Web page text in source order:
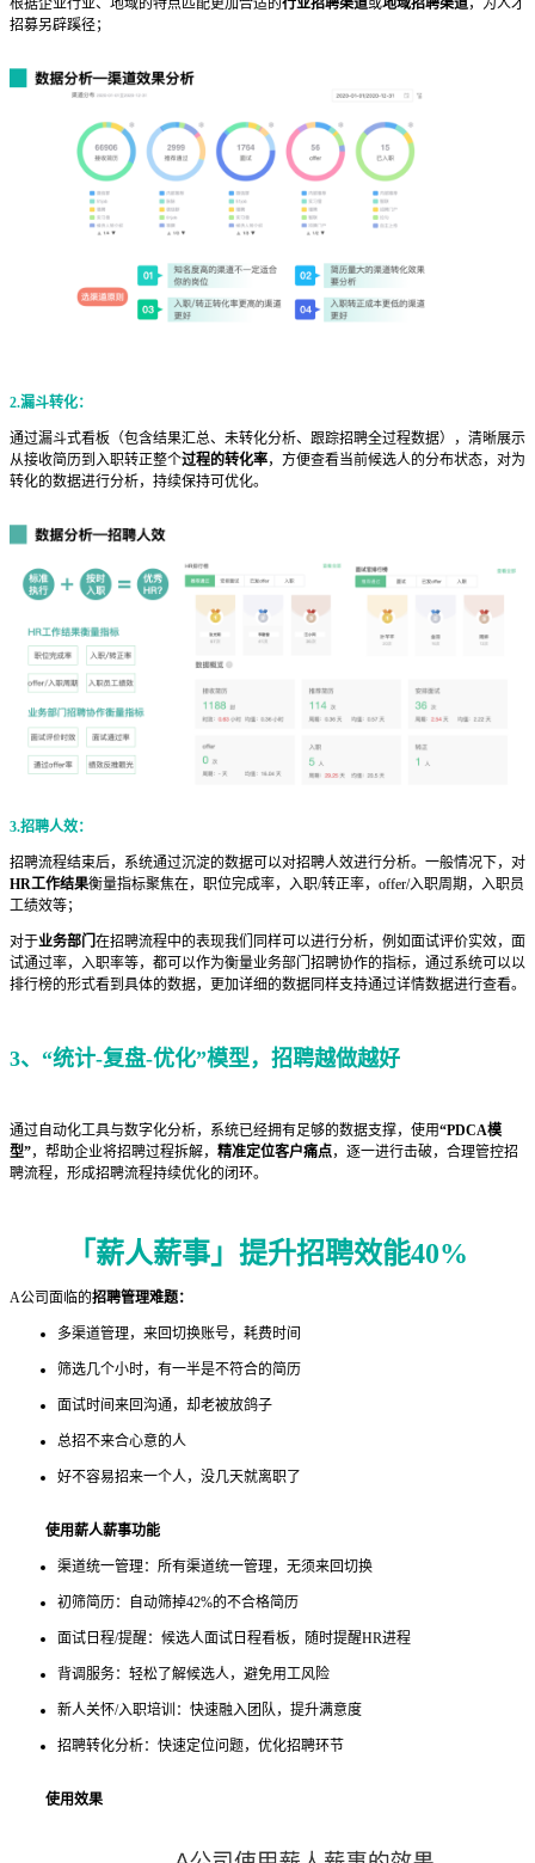
根据企业行业、地域的特点匹配更加合适的行业招聘渠道或地域招聘渠道，为人才
招募另辟蹊径；
2.漏斗转化：
通过漏斗式看板（包含结果汇总、未转化分析、跟踪招聘全过程数据），清晰展示
从接收简历到入职转正整个过程的转化率，方便查看当前候选人的分布状态，对为
转化的数据进行分析，持续保持可优化。
3.招聘人效：
招聘流程结束后，系统通过沉淀的数据可以对招聘人效进行分析。一般情况下，对
HR工作结果衡量指标聚焦在，职位完成率，入职/转正率，offer/入职周期，入职员
工绩效等；
对于业务部门在招聘流程中的表现我们同样可以进行分析，例如面试评价实效，面
试通过率，入职率等，都可以作为衡量业务部门招聘协作的指标，通过系统可以以
排行榜的形式看到具体的数据，更加详细的数据同样支持通过详情数据进行查看。
3、 “统计-复盘-优化”模型，招聘越做越好
通过自动化工具与数字化分析，系统已经拥有足够的数据支撑，使用“PDCA模
型”，帮助企业将招聘过程拆解， 精准定位客户痛点，逐一进行击破，合理管控招
聘流程，形成招聘流程持续优化的闭环。
「薪人薪事」 提升招聘效能40%
A公司面临的招聘管理难题：
多渠道管理，来回切换账号，耗费时间
筛选几个小时，有一半是不符合的简历
面试时间来回沟通，却老被放鸽子
总招不来合心意的人
好不容易招来一个人，没几天就离职了
使用薪人薪事功能
渠道统一管理：所有渠道统一管理，无须来回切换
初筛简历：自动筛掉42%的不合格简历
面试日程/提醒：候选人面试日程看板，随时提醒HR进程
背调服务：轻松了解候选人，避免用工风险
新人关怀/入职培训：快速融入团队，提升满意度
招聘转化分析：快速定位问题，优化招聘环节
使用效果